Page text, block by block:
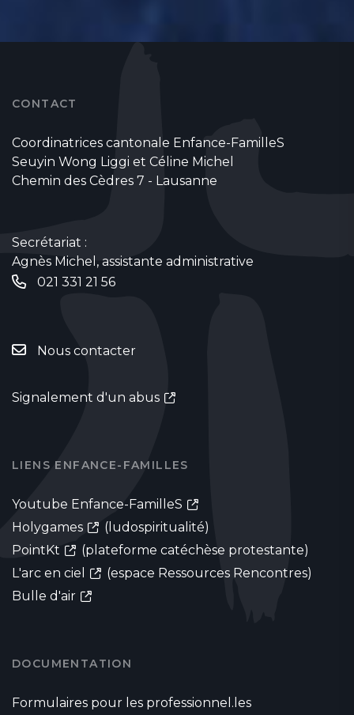
CONTACT
Coordinatrices cantonale Enfance-FamilleS
Seuyin Wong Liggi et Céline Michel
Chemin des Cèdres 7 - Lausanne
Secrétariat :
Agnès Michel, assistante administrative
021 331 21 56
Nous contacter
Signalement d'un abus
LIENS ENFANCE-FAMILLES
Youtube Enfance-FamilleS
Holygames
(ludospiritualité)
PointKt
(plateforme catéchèse protestante)
L'arc en ciel
(espace Ressources Rencontres)
Bulle d'air
DOCUMENTATION
Formulaires pour les professionnel.les